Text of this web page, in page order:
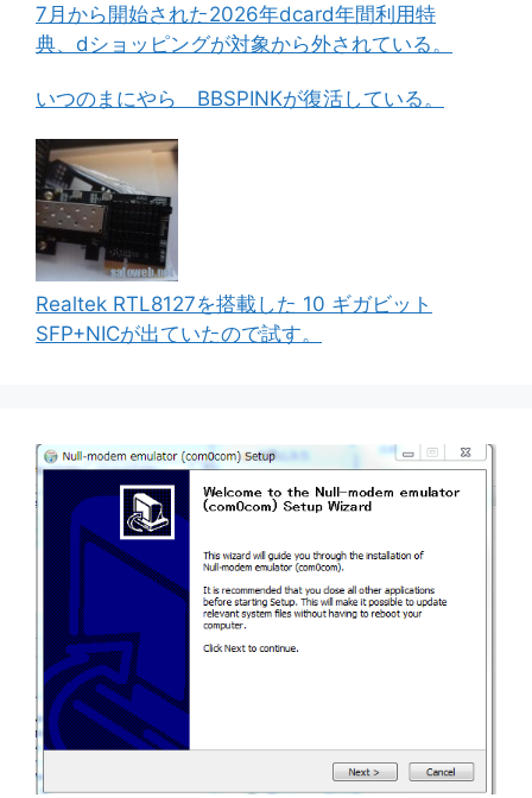
7月から開始された2026年dcard年間利用特
典、dショッピングが対象から外されている。
いつのまにやら BBSPINKが復活している。
Realtek RTL8127を搭載した 10 ギガビット
SFP+NICが出ていたので試す。